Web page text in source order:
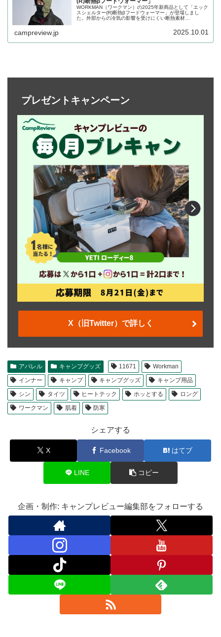
WORKMAN（ワークマン）の2025年新商品として「エック
スシェルター(R)断熱βフードウォーマー」が登場しまし
た。外部からの冷気の影響を受けにくい断熱素材
ォーマーで、口元から頭部分を覆うことができます。詳細
campreview.jp 2025.10.01
プレゼントキャンペーン
X（旧Twitter）で詳しく
アパレル キャンプグッズ 11671
Workman
インナー
キャンプ キャンプグッズ
キャンプ用品
シン
タイツ ヒートテック ホッとする
ロング
ワークマン
肌着 防寒
シェアする
X Facebook はてブ
LINE コピー
企画・制作: キャンプレビュー編集部をフォローする